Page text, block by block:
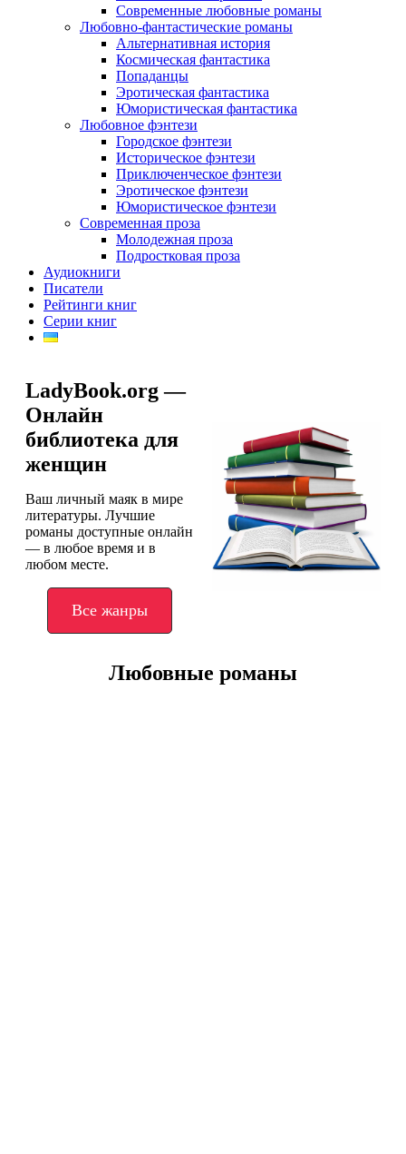
Современные любовные романы
Любовно-фантастические романы
Альтернативная история
Космическая фантастика
Попаданцы
Эротическая фантастика
Юмористическая фантастика
Любовное фэнтези
Городское фэнтези
Историческое фэнтези
Приключенческое фэнтези
Эротическое фэнтези
Юмористическое фэнтези
Современная проза
Молодежная проза
Подростковая проза
Аудиокниги
Писатели
Рейтинги книг
Серии книг
LadyBook.org —
Онлайн
библиотека для
женщин
Ваш личный маяк в мире
литературы. Лучшие
романы доступные онлайн
— в любое время и в
любом месте.
Все жанры
Любовные романы